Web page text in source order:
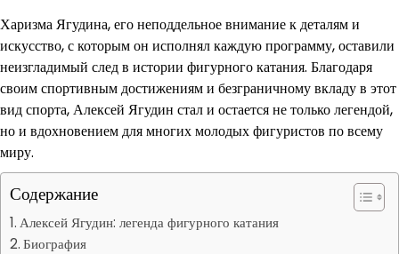
Харизма Ягудина, его неподдельное внимание к деталям и
искусство, с которым он исполнял каждую программу, оставили
неизгладимый след в истории фигурного катания. Благодаря
своим спортивным достижениям и безграничному вкладу в этот
вид спорта, Алексей Ягудин стал и остается не только легендой,
но и вдохновением для многих молодых фигуристов по всему
миру.
Содержание
Алексей Ягудин: легенда фигурного катания
Биография